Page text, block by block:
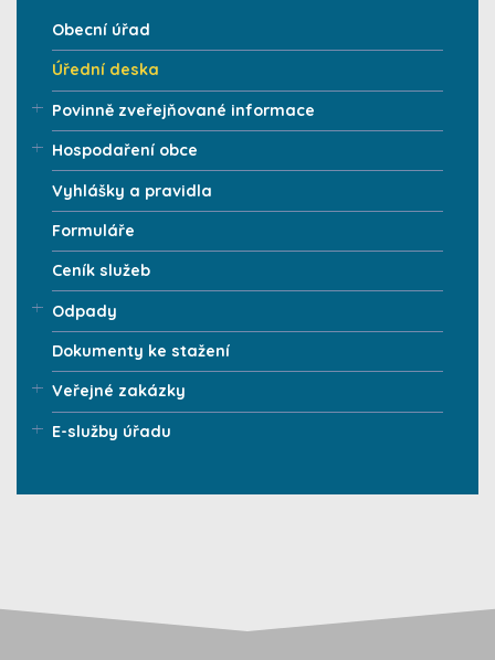
Obecní úřad
Úřední deska
Povinně zveřejňované informace
Hospodaření obce
Vyhlášky a pravidla
Formuláře
Ceník služeb
Odpady
Dokumenty ke stažení
Veřejné zakázky
E-služby úřadu